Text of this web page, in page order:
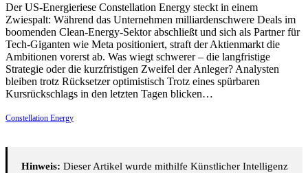
Der US-Energieriese Constellation Energy steckt in einem
Zwiespalt: Während das Unternehmen milliardenschwere Deals im
boomenden Clean-Energy-Sektor abschließt und sich als Partner für
Tech-Giganten wie Meta positioniert, straft der Aktienmarkt die
Ambitionen vorerst ab. Was wiegt schwerer – die langfristige
Strategie oder die kurzfristigen Zweifel der Anleger? Analysten
bleiben trotz Rücksetzer optimistisch Trotz eines spürbaren
Kursrückschlags in den letzten Tagen blicken…
Constellation Energy
Hinweis: Dieser Artikel wurde mithilfe Künstlicher Intelligenz